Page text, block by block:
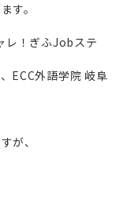
す。
レ！ぎふJobステ
外語学院 岐阜
が、